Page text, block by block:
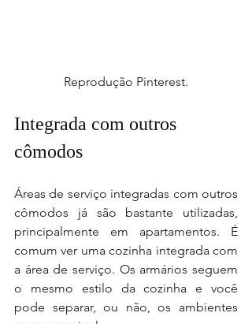
Reprodução Pinterest.
Integrada com outros
cômodos
Áreas de serviço integradas com outros
cômodos já são bastante utilizadas,
principalmente em apartamentos. É
comum ver uma cozinha integrada com
a área de serviço. Os armários seguem
o mesmo estilo da cozinha e você
pode separar, ou não, os ambientes